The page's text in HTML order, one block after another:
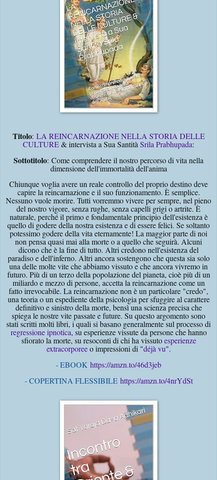
Titolo: LA REINCARNAZIONE NELLA STORIA DELLE
CULTURE& intervista a Sua Santità Srila Prabhupada:
Sottotitolo: Come comprendere il nostro percorso di vita nella
dimensione dell'immortalità dell'anima
Chiunque voglia avere un reale controllo del proprio destino deve
capire la reincarnazione e il suo funzionamento. È semplice.
Nessuno vuole morire. Tutti vorremmo vivere per sempre, nel pieno
del nostro vigore, senza rughe, senza capelli grigi o artrite. È
naturale, perché il primo e fondamentale principio dell'esistenza è
quello di godere della nostra esistenza e di essere felici. Se soltanto
potessimo godere della vita eternamente! La maggior parte di noi
non pensa quasi mai alla morte o a quello che seguirà. Alcuni
dicono che è la fine di tutto. Altri credono nell'esistenza del
paradiso e dell'inferno. Altri ancora sostengono che questa sia solo
una delle molte vite che abbiamo vissuto e che ancora vivremo in
futuro. Più di un terzo della popolazione del pianeta, cioè più di un
miliardo e mezzo di persone, accetta la reincarnazione come un
fatto irrevocabile. La reincarnazione non è un particolare "credo",
una teoria o un espediente della psicologia per sfuggire al carattere
definitivo e sinistro della morte, bensì una scienza precisa che
spiega le nostre vite passate e future. Su questo argomento sono
stati scritti molti libri, i quali si basano generalmente sul processo di
regressione ipnotica, su esperienze vissute da persone che hanno
sfiorato la morte, su resoconti di chi ha vissutoesperienze
extracorporeeo impressioni di "déjà vu".
- EBOOK https://amzn.to/46d3jeb
- COPERTINA FLESSIBILE https://amzn.to/4nrYdSt